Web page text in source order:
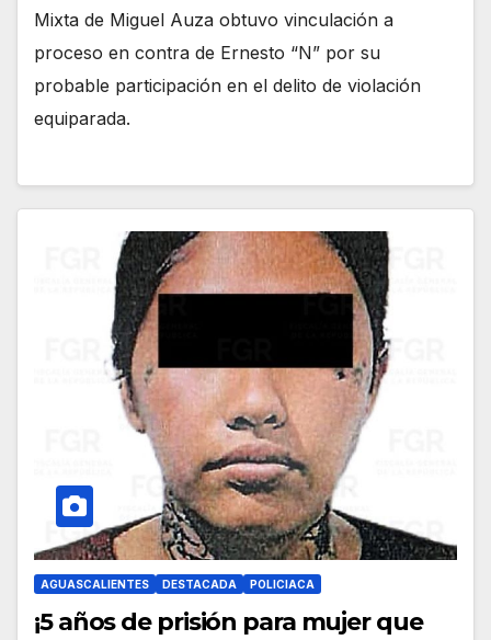
Mixta de Miguel Auza obtuvo vinculación a
proceso en contra de Ernesto “N” por su
probable participación en el delito de violación
equiparada.
AGUASCALIENTES DESTACADA POLICIACA
¡5 años de prisión para mujer que